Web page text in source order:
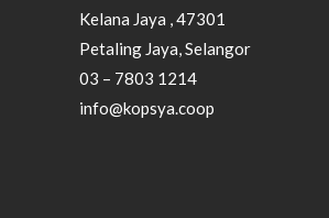
Kelana Jaya , 47301
Petaling Jaya, Selangor
03 – 7803 1214
info@kopsya.coop